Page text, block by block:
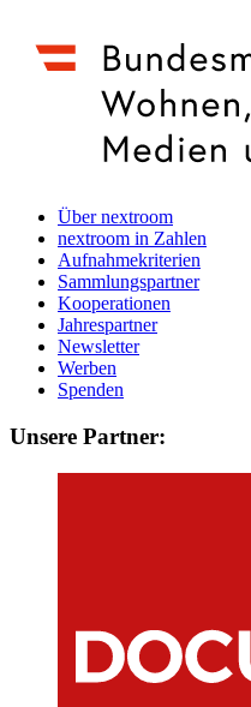
Über nextroom
nextroom in Zahlen
Aufnahmekriterien
Sammlungspartner
Kooperationen
Jahrespartner
Newsletter
Werben
Spenden
Unsere Partner: